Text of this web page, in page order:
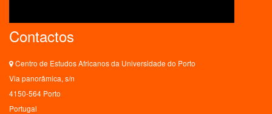
Contactos
Centro de Estudos Africanos da Universidade do Porto
Via panorâmica, s/n
4150-564 Porto
Portugal